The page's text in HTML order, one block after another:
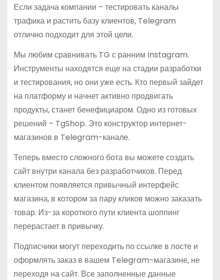
Если задача компании – тестировать каналы
трафика и растить базу клиентов, Telegram
отлично подходит для этой цели.
Мы любим сравнивать TG с ранним Instagram.
Инструменты находятся еще на стадии разработки
и тестирования, но они уже есть. Кто первый зайдет
на платформу и начнет активно продвигать
продукты, станет бенефициаром. Одно из готовых
решений – TgShop. Это конструктор интернет-
магазинов в Telegram-канале.
Теперь вместо сложного бота вы можете создать
сайт внутри канала без разработчиков. Перед
клиентом появляется привычный интерфейс
магазина, в котором за пару кликов можно заказать
товар. Из-за короткого пути клиента шоппинг
перерастает в привычку.
Подписчики могут переходить по ссылке в посте и
оформлять заказ в вашем Telegram-магазине, не
переходя на сайт. Все заполненные данные